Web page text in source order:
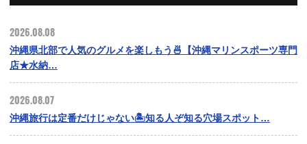
2026.08.08
沖縄県北部で人気のグルメを楽しもう🍜【沖縄マリンスポーツ専門
店★水納…
2026.08.07
沖縄旅行は定番だけじゃない🏝️知る人ぞ知る穴場スポット…